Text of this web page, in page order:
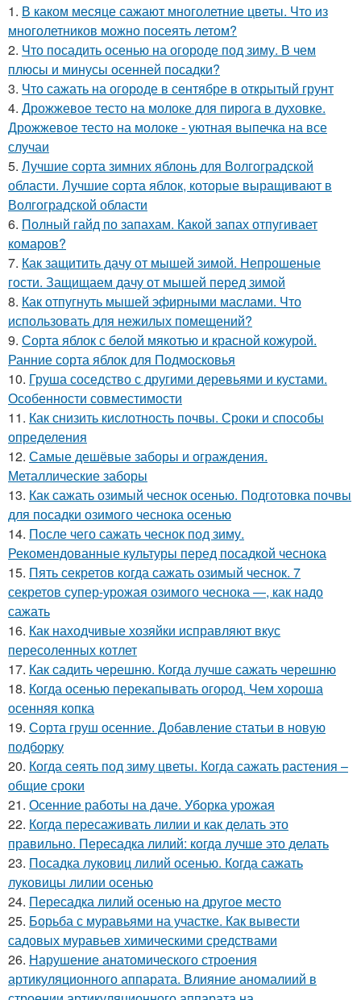
1. В каком месяце сажают многолетние цветы. Что из
многолетников можно посеять летом?
2. Что посадить осенью на огороде под зиму. В чем
плюсы и минусы осенней посадки?
3. Что сажать на огороде в сентябре в открытый грунт
4. Дрожжевое тесто на молоке для пирога в духовке.
Дрожжевое тесто на молоке - уютная выпечка на все
случаи
5. Лучшие сорта зимних яблонь для Волгоградской
области. Лучшие сорта яблок, которые выращивают в
Волгоградской области
6. Полный гайд по запахам. Какой запах отпугивает
комаров?
7. Как защитить дачу от мышей зимой. Непрошеные
гости. Защищаем дачу от мышей перед зимой
8. Как отпугнуть мышей эфирными маслами. Что
использовать для нежилых помещений?
9. Сорта яблок с белой мякотью и красной кожурой.
Ранние сорта яблок для Подмосковья
10. Груша соседство с другими деревьями и кустами.
Особенности совместимости
11. Как снизить кислотность почвы. Сроки и способы
определения
12. Самые дешёвые заборы и ограждения.
Металлические заборы
13. Как сажать озимый чеснок осенью. Подготовка почвы
для посадки озимого чеснока осенью
14. После чего сажать чеснок под зиму.
Рекомендованные культуры перед посадкой чеснока
15. Пять секретов когда сажать озимый чеснок. 7
секретов супер-урожая озимого чеснока —, как надо
сажать
16. Как находчивые хозяйки исправляют вкус
пересоленных котлет
17. Как садить черешню. Когда лучше сажать черешню
18. Когда осенью перекапывать огород. Чем хороша
осенняя копка
19. Сорта груш осенние. Добавление статьи в новую
подборку
20. Когда сеять под зиму цветы. Когда сажать растения –
общие сроки
21. Осенние работы на даче. Уборка урожая
22. Когда пересаживать лилии и как делать это
правильно. Пересадка лилий: когда лучше это делать
23. Посадка луковиц лилий осенью. Когда сажать
луковицы лилии осенью
24. Пересадка лилий осенью на другое место
25. Борьба с муравьями на участке. Как вывести
садовых муравьев химическими средствами
26. Нарушение анатомического строения
артикуляционного аппарата. Влияние аномалиий в